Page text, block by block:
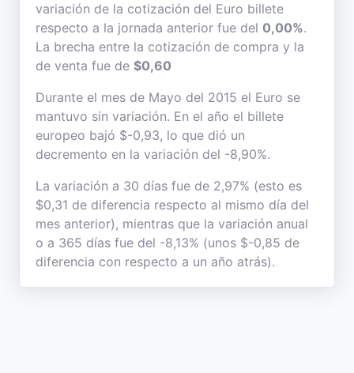
variación de la cotización del Euro billete
respecto a la jornada anterior fue del 0,00%.
La brecha entre la cotización de compra y la
de venta fue de $0,60
Durante el mes de Mayo del 2015 el Euro se
mantuvo sin variación. En el año el billete
europeo bajó $-0,93, lo que dió un
decremento en la variación del -8,90%.
La variación a 30 días fue de 2,97% (esto es
$0,31 de diferencia respecto al mismo día del
mes anterior), mientras que la variación anual
o a 365 días fue del -8,13% (unos $-0,85 de
diferencia con respecto a un año atrás).